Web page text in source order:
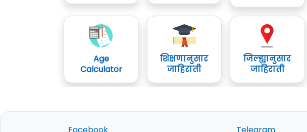
Age
Calculator
शिक्षणानुसार
जाहिराती
जिल्ह्यानुसार
जाहिराती